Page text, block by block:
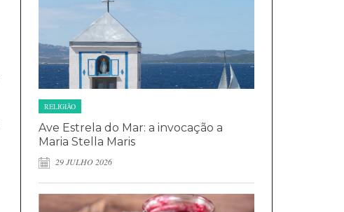
RELIGIÃO
Ave Estrela do Mar: a invocação a
Maria Stella Maris
29 JULHO 2026